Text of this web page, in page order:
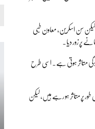
سن اسکرین، معاون طبی
پر زور دیا۔
متاثر ہوتی ہے۔ اسی طرح
پر متاثر ہو رہے ہیں، لیکن